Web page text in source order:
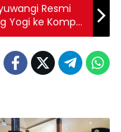
Resmi
Yogi ke Kompol